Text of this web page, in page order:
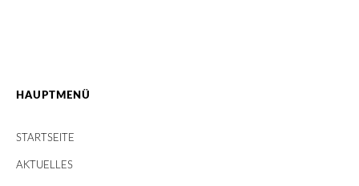
HAUPTMENÜ
STARTSEITE
AKTUELLES